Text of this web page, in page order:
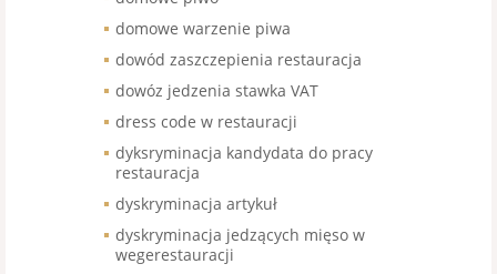
domowe warzenie piwa
dowód zaszczepienia restauracja
dowóz jedzenia stawka VAT
dress code w restauracji
dyksryminacja kandydata do pracy
restauracja
dyskryminacja artykuł
dyskryminacja jedzących mięso w
wegerestauracji